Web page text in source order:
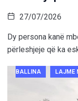
27/07/2026
Dy persona kanë
përleshjeje që ka
BALLINA LAJME